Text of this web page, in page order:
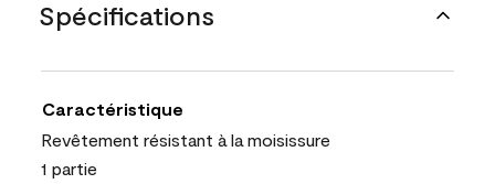
Spécifications
Caractéristique
Revêtement résistant à la moisissure
1 partie